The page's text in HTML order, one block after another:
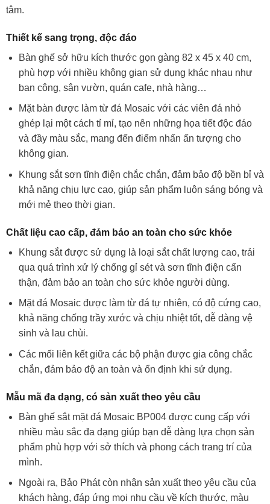
tâm.
Thiết kế sang trọng, độc đáo
Bàn ghế sở hữu kích thước gọn gàng 82 x 45 x 40 cm,
phù hợp với nhiều không gian sử dụng khác nhau như
ban công, sân vườn, quán cafe, nhà hàng…
Mặt bàn được làm từ đá Mosaic với các viên đá nhỏ
ghép lại một cách tỉ mỉ, tạo nên những họa tiết độc đáo
và đầy màu sắc, mang đến điểm nhấn ấn tượng cho
không gian.
Khung sắt sơn tĩnh điện chắc chắn, đảm bảo độ bền bỉ và
khả năng chịu lực cao, giúp sản phẩm luôn sáng bóng và
mới mẻ theo thời gian.
Chất liệu cao cấp, đảm bảo an toàn cho sức khỏe
Khung sắt được sử dụng là loại sắt chất lượng cao, trải
qua quá trình xử lý chống gỉ sét và sơn tĩnh điện cẩn
thận, đảm bảo an toàn cho sức khỏe người dùng.
Mặt đá Mosaic được làm từ đá tự nhiên, có độ cứng cao,
khả năng chống trầy xước và chịu nhiệt tốt, dễ dàng vệ
sinh và lau chùi.
Các mối liên kết giữa các bộ phận được gia công chắc
chắn, đảm bảo độ an toàn và ổn định khi sử dụng.
Mẫu mã đa dạng, có sản xuất theo yêu cầu
Bàn ghế sắt mặt đá Mosaic BP004 được cung cấp với
nhiều màu sắc đa dạng giúp bạn dễ dàng lựa chọn sản
phẩm phù hợp với sở thích và phong cách trang trí của
mình.
Ngoài ra, Bảo Phát còn nhận sản xuất theo yêu cầu của
khách hàng, đáp ứng mọi nhu cầu về kích thước, màu